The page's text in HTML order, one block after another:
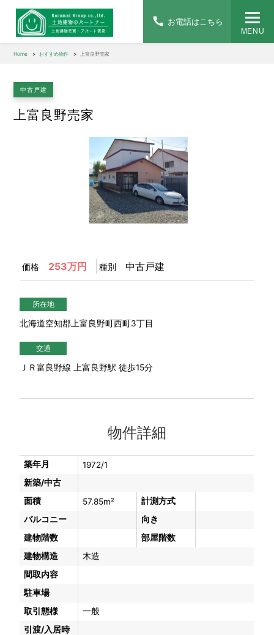
MENU
Home おすすめ物件 上富良野売家
中古戸建
上富良野売家
1/1
価格 253万円 種別 中古戸建
所在地
北海道空知郡上富良野町西町3丁目
交通
ＪＲ富良野線 上富良野駅 徒歩15分
物件詳細
築年月
1972/1
新築/中古
面積
57.85m²
計測方式
バルコニー
向き
建物階数
部屋階数
建物構造
木造
間取内容
駐車場
取引態様
一般
引渡/入居時
お電話はこちら